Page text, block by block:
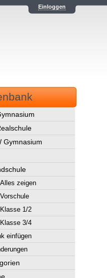
Einloggen
Gymnasium
Alles zeigen
Vorschule
Klasse 1/2
Klasse 3/4
einfügen